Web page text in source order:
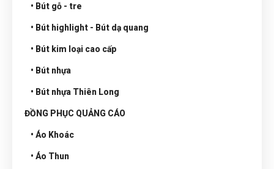
• Bút gỗ - tre
• Bút highlight - Bút dạ quang
• Bút kim loại cao cấp
• Bút nhựa
• Bút nhựa Thiên Long
ĐỒNG PHỤC QUẢNG CÁO
• Áo Khoác
• Áo Thun